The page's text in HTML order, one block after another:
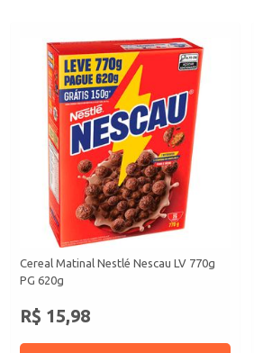
Cereal Matinal Nestlé Nescau LV 770g
PG 620g
R$ 15,98